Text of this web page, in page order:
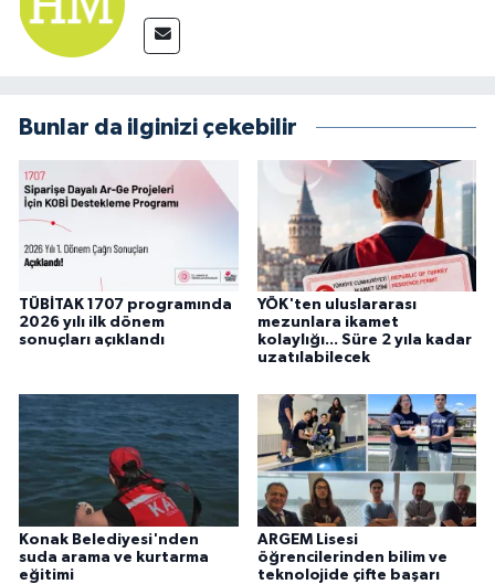
Bunlar da ilginizi çekebilir
TÜBİTAK 1707 programında
2026 yılı ilk dönem
sonuçları açıklandı
YÖK'ten uluslararası
mezunlara ikamet
kolaylığı... Süre 2 yıla kadar
uzatılabilecek
Konak Belediyesi'nden
suda arama ve kurtarma
eğitimi
ARGEM Lisesi
öğrencilerinden bilim ve
teknolojide çifte başarı